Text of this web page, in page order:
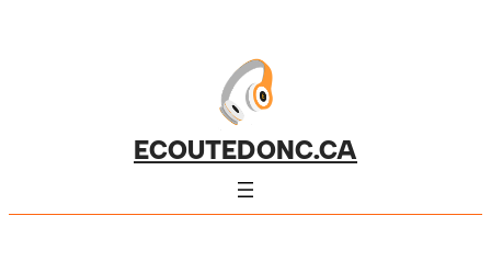
ECOUTEDONC.CA